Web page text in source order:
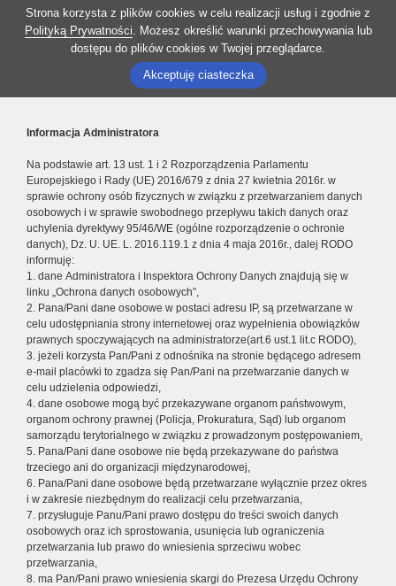
Strona korzysta z plików cookies w celu realizacji usług i zgodnie z
Polityką Prywatności. Możesz określić warunki przechowywania lub
dostępu do plików cookies w Twojej przeglądarce.
Akceptuję ciasteczka
Informacja Administratora
Na podstawie art. 13 ust. 1 i 2 Rozporządzenia Parlamentu
Europejskiego i Rady (UE) 2016/679 z dnia 27 kwietnia 2016r. w
sprawie ochrony osób fizycznych w związku z przetwarzaniem danych
osobowych i w sprawie swobodnego przepływu takich danych oraz
uchylenia dyrektywy 95/46/WE (ogólne rozporządzenie o ochronie
danych), Dz. U. UE. L. 2016.119.1 z dnia 4 maja 2016r., dalej RODO
informuję:
1. dane Administratora i Inspektora Ochrony Danych znajdują się w
linku „Ochrona danych osobowych”,
2. Pana/Pani dane osobowe w postaci adresu IP, są przetwarzane w
celu udostępniania strony internetowej oraz wypełnienia obowiązków
prawnych spoczywających na administratorze(art.6 ust.1 lit.c RODO),
3. jeżeli korzysta Pan/Pani z odnośnika na stronie będącego adresem
e-mail placówki to zgadza się Pan/Pani na przetwarzanie danych w
celu udzielenia odpowiedzi,
4. dane osobowe mogą być przekazywane organom państwowym,
organom ochrony prawnej (Policja, Prokuratura, Sąd) lub organom
samorządu terytorialnego w związku z prowadzonym postępowaniem,
5. Pana/Pani dane osobowe nie będą przekazywane do państwa
trzeciego ani do organizacji międzynarodowej,
6. Pana/Pani dane osobowe będą przetwarzane wyłącznie przez okres
i w zakresie niezbędnym do realizacji celu przetwarzania,
7. przysługuje Panu/Pani prawo dostępu do treści swoich danych
osobowych oraz ich sprostowania, usunięcia lub ograniczenia
przetwarzania lub prawo do wniesienia sprzeciwu wobec
przetwarzania,
8. ma Pan/Pani prawo wniesienia skargi do Prezesa Urzędu Ochrony